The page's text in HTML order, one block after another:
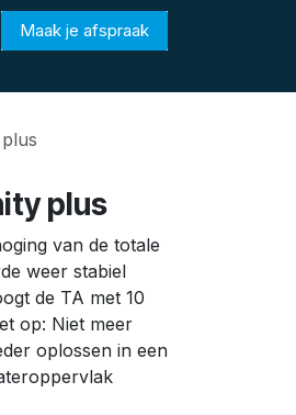
Maak je afspraak
plus
van de totale
weer stabiel
de TA met 10
op: Niet meer
oplossen in een